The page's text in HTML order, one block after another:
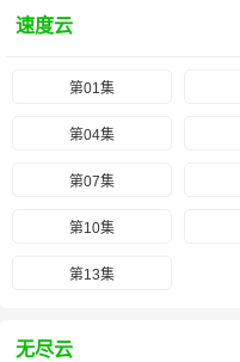
速度云
第01集
第04集
第07集
第10集
第13集
无尽云